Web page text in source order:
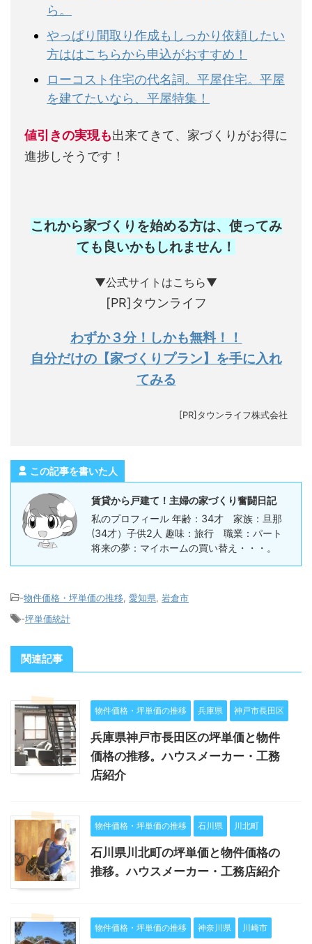
ら。
やっぱり間取り作成もしっかり依頼したい
方ははこちらから申込がおすすめ！
ローコスト住宅の代名詞。平屋住宅。平屋
を建てたいなら、平屋特集！
値引きの実現も出来てきて、家づくりがお得に
進捗しそうです！
これから家づくりを始める方は、使ってみ
ても良いかもしれません ！
▼公式サイトはこちら▼
[PR]タウンライフ
わずか３分！しかも無料！！
自分だけの【家づくりプラン】を手に入れ
てみる
[PR]タウンライフ株式会社
この記事を書いた人
賃貸から戸建て！主婦の家づくり奮闘日記
私のプロフィール 年齢：34才 家族：旦那
(34才）子供2人 趣味：旅行 職業：パート
将来の夢：マイホームの買い替え・・・。
-物件価格・坪単価の推移 愛知県 岩倉市
-坪単価統計
関連記事
物件価格・坪単価の推移 兵庫県 神戸市長田区
兵庫県神戸市長田区の坪単価と物件
価格の推移。ハウスメーカー・工務
店紹介
物件価格・坪単価の推移 石川県 川北町
石川県川北町の坪単価と物件価格の
推移。ハウスメーカー・工務店紹介
物件価格・坪単価の推移 神奈川県 川崎市